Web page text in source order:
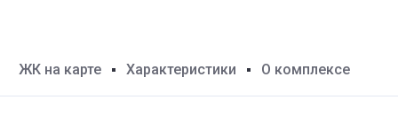
ЖК на карте Характеристики О комплексе